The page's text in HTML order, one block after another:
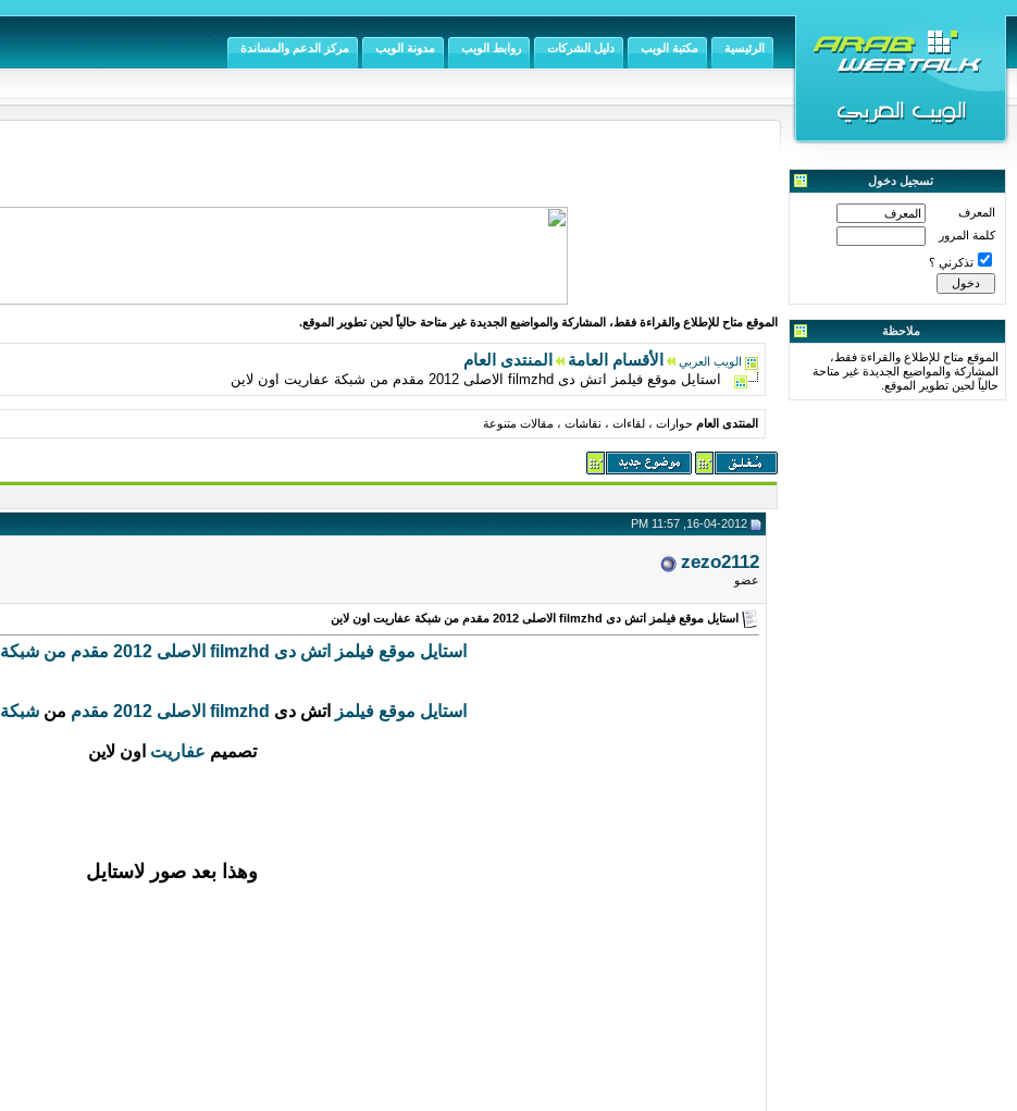
الرئيسية مكتبة الويب دليل الشركات روابط الويب مدونة الويب مركز الدعم والمساندة
تسجيل دخول
المعرف
كلمة المرور
تذكرني ؟
ملاحظة
الموقع متاح للإطلاع والقراءة فقط،
المشاركة والمواضيع الجديدة غير متاحة
حالياً لحين تطوير الموقع.
الموقع متاح للإطلاع والقراءة فقط، المشاركة والمواضيع الجديدة غير متاحة حالياً لحين تطوير الموقع.
الويب العربي الأقسام العامة المنتدى العام
استايل موقع فيلمز اتش دى filmzhd الاصلى 2012 مقدم من شبكة عفاريت اون لاين
المنتدى العام حوارات ، لقاءات ، نقاشات ، مقالات متنوعة
zezo2112
عضو
استايل موقع فيلمز اتش دى filmzhd الاصلى 2012 مقدم من شبكة عفاريت اون لاين
استايل موقع فيلمز اتش دى filmzhd الاصلى 2012 مقدم من شبكة عفاريت اون لاين
استايل موقعفيلمز اتش دى filmzhd الاصلى2012 مقدم منشبكة
تصميم عفاريت اون لاين
وهذا بعد صور لاستايل